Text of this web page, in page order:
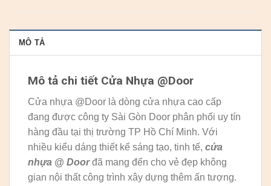
MÔ TẢ
Mô tả chi tiết Cửa Nhựa @Door
Cửa nhựa @Door là dòng cửa nhựa cao cấp
đang được công ty Sài Gòn Door phân phối uy tín
hàng đầu tại thị trường TP Hồ Chí Minh. Với
nhiều kiểu dáng thiết kế sáng tạo, tinh tế, cửa
nhựa @ Doorđã mang đến cho vẻ đẹp không
gian nội thất công trình xây dựng thêm ấn tượng.